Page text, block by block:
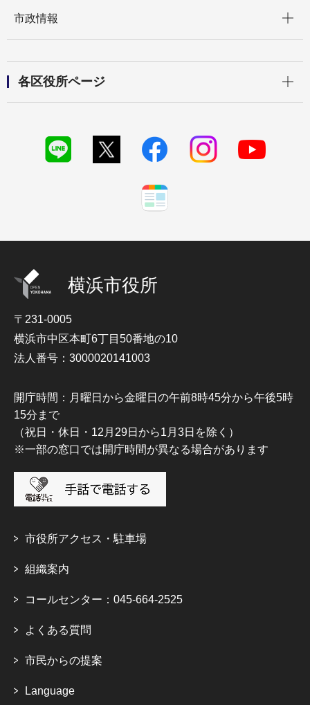
市政情報
各区役所ページ
横浜市役所
〒231-0005
横浜市中区本町6丁目50番地の10
法人番号：3000020141003
開庁時間：月曜日から金曜日の午前8時45分から午後5時
15分まで
（祝日・休日・12月29日から1月3日を除く）
※一部の窓口では開庁時間が異なる場合があります
市役所アクセス・駐車場
組織案内
コールセンター：045-664-2525
よくある質問
市民からの提案
Language